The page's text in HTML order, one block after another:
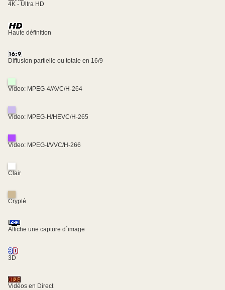
4K - Ultra HD
Haute définition
Diffusion partielle ou totale en 16/9
Video: MPEG-4/AVC/H-264
Video: MPEG-H/HEVC/H-265
Video: MPEG-I/VVC/H-266
Clair
Crypté
Affiche une capture d´image
3D
Vidéos en Direct